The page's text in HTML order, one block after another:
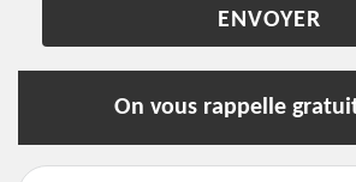
On vous rappelle